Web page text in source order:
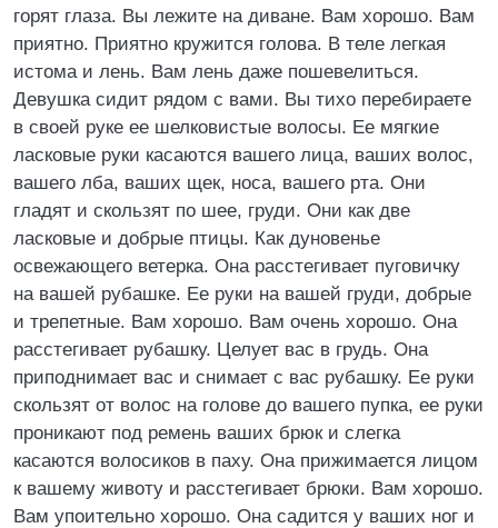
горят глаза. Вы лежите на диване. Вам хорошо. Вам
приятно. Приятно кружится голова. В теле легкая
истома и лень. Вам лень даже пошевелиться.
Девушка сидит рядом с вами. Вы тихо перебираете
в своей руке ее шелковистые волосы. Ее мягкие
ласковые руки касаются вашего лица, ваших волос,
вашего лба, ваших щек, носа, вашего рта. Они
гладят и скользят по шее, груди. Они как две
ласковые и добрые птицы. Как дуновенье
освежающего ветерка. Она расстегивает пуговичку
на вашей рубашке. Ее руки на вашей груди, добрые
и трепетные. Вам хорошо. Вам очень хорошо. Она
расстегивает рубашку. Целует вас в грудь. Она
приподнимает вас и снимает с вас рубашку. Ее руки
скользят от волос на голове до вашего пупка, ее руки
проникают под ремень ваших брюк и слегка
касаются волосиков в паху. Она прижимается лицом
к вашему животу и расстегивает брюки. Вам хорошо.
Вам упоительно хорошо. Она садится у ваших ног и